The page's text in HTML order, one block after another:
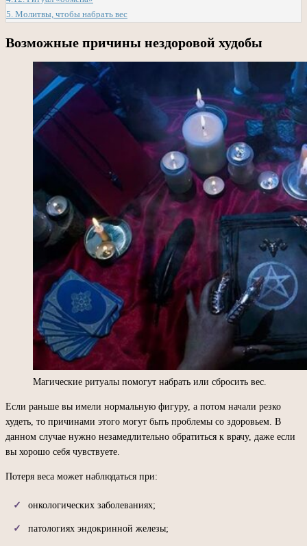
5. Молитвы, чтобы набрать вес
Возможные причины нездоровой худобы
Магические ритуалы помогут набрать или сбросить вес.
Если раньше вы имели нормальную фигуру, а потом начали резко
худеть, то причинами этого могут быть проблемы со здоровьем. В
данном случае нужно незамедлительно обратиться к врачу, даже если
вы хорошо себя чувствуете.
Потеря веса может наблюдаться при:
онкологических заболеваниях;
патологиях эндокринной железы;